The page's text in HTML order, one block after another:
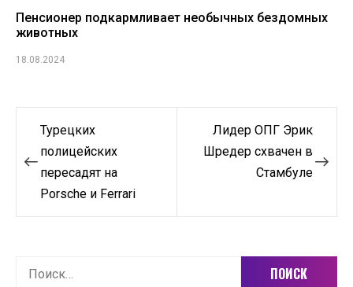
Пенсионер подкармливает необычных бездомных
животных
18.08.2024
Навигация
по
записям
Турецких
полицейских
пересадят на
Porsche и Ferrari
Лидер ОПГ Эрик
Шредер схвачен в
Стамбуле
Найти: